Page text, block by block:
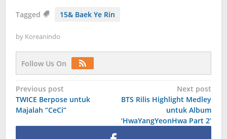
Tagged 15& Baek Ye Rin
by Koreanindo
Follow Us On
Post
navigation
Previous post
TWICE Berpose untuk
Majalah “CeCi”
Next post
BTS Rilis Highlight Medley
untuk Album
‘HwaYangYeonHwa Part 2’